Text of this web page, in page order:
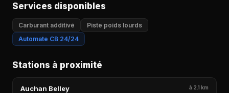
Services disponibles
Carburant additivé
Piste poids lourds
Automate CB 24/24
Stations à proximité
Auchan Belley à 2.1 km